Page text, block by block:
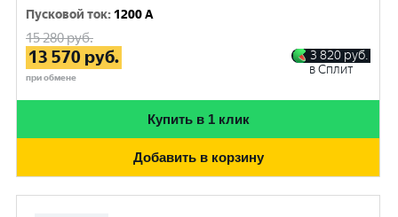
Пусковой ток: 1200 A
15 280руб.
13 570 руб.
при обмене
3 820 руб.
в Сплит
Купить в 1 клик
Добавить в корзину